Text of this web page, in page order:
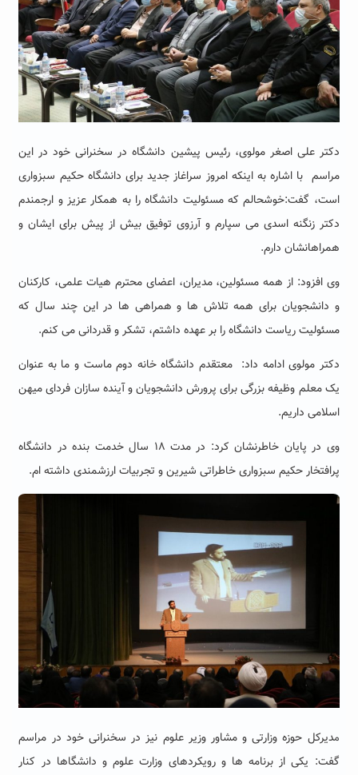
دکتر علی اصغر مولوی، رئیس پیشین دانشگاه در سخنرانی خود در این
مراسم با اشاره به اینکهامروز سراغاز جدید برای دانشگاه حکیم سبزواری
است، گفت:خوشحالم که مسئولیت دانشگاه را به همکار عزیز و ارجمندم
دکتر زنگنه اسدی می سپارم و آرزوی توفیق بیش از پیش برای ایشان و
همراهانشان دارم.
وی افزود: از همه مسئولین، مدیران، اعضای محترم هیات علمی، کارکنان
و دانشجویان برای همه تلاش ها و همراهی ها در این چند سال که
مسئولیت ریاست دانشگاه را بر عهده داشتم، تشکر و قدردانی می کنم.
دکتر مولوی ادامه داد: معتقدم دانشگاه خانه دوم ماست و ما به عنوان
یک معلم وظیفه بزرگی برای پرورش دانشجویان و آینده سازان فردای میهن
اسلامی داریم.
وی در پایان خاطرنشان کرد: در مدت ۱۸ سال خدمت بنده در دانشگاه
پرافتخار حکیم سبزواری خاطراتی شیرین و تجربیات ارزشمندی داشته ام.
مدیرکل حوزه وزارتی و مشاور وزیر علوم نیز در سخنرانی خود در مراسم
گفت: یکی از برنامه ها و رویکردهای وزارت علوم و دانشگاها در کنار